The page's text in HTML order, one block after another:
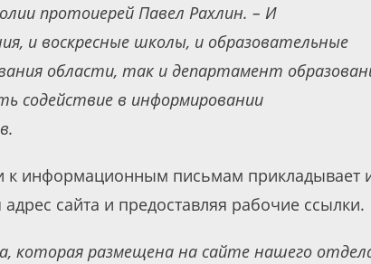
протоиерей Павел Рахлин. – И
и воскресные школы, и образовательные
области, так и департамент
содействие в информировании
к информационным письмам прикладывает
сайта и предоставляя рабочие ссылки.
которая размещена на сайте нашего